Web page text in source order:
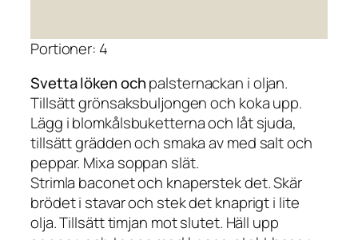
Portioner: 4
Svetta löken ochpalsternackan i oljan.
Tillsätt grönsaksbuljongen och koka upp.
Lägg i blomkålsbuketterna och låt sjuda,
tillsätt grädden och smaka av med salt och
peppar. Mixa soppan slät.
Strimla baconet och knaperstek det. Skär
brödet i stavar och stek det knaprigt i lite
olja. Tillsätt timjan mot slutet. Häll upp